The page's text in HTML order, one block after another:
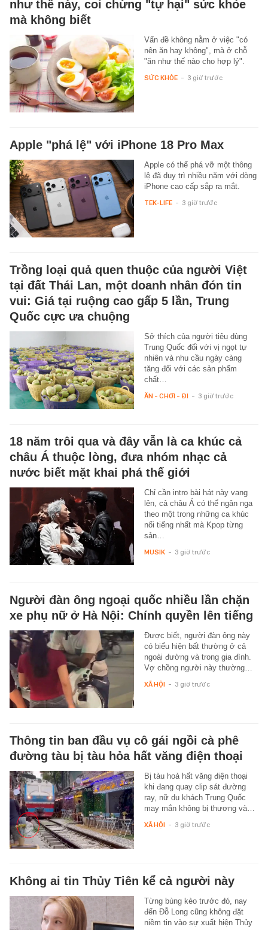
như thế này, coi chừng "tự hại" sức khỏe
mà không biết
Vấn đề không nằm ở việc "có
nên ăn hay không", mà ở chỗ
"ăn như thế nào cho hợp lý".
SỨC KHỎE - 3 giờ trước
Apple "phá lệ" với iPhone 18 Pro Max
Apple có thể phá vỡ một thông
lệ đã duy trì nhiều năm với dòng
iPhone cao cấp sắp ra mắt.
TEK-LIFE - 3 giờ trước
Trồng loại quả quen thuộc của người Việt
tại đất Thái Lan, một doanh nhân đón tin
vui: Giá tại ruộng cao gấp 5 lần, Trung
Quốc cực ưa chuộng
Sở thích của người tiêu dùng
Trung Quốc đối với vị ngọt tự
nhiên và nhu cầu ngày càng
tăng đối với các sản phẩm
chất…
ĂN - CHƠI - ĐI - 3 giờ trước
18 năm trôi qua và đây vẫn là ca khúc cả
châu Á thuộc lòng, đưa nhóm nhạc cả
nước biết mặt khai phá thế giới
Chỉ cần intro bài hát này vang
lên, cả châu Á có thể ngân nga
theo một trong những ca khúc
nổi tiếng nhất mà Kpop từng
sản…
MUSIK - 3 giờ trước
Người đàn ông ngoại quốc nhiều lần chặn
xe phụ nữ ở Hà Nội: Chính quyền lên tiếng
Được biết, người đàn ông này
có biểu hiện bất thường ở cả
ngoài đường và trong gia đình.
Vợ chồng người này thường…
XÃ HỘI - 3 giờ trước
Thông tin ban đầu vụ cô gái ngồi cà phê
đường tàu bị tàu hỏa hất văng điện thoại
Bị tàu hoả hất văng điện thoại
khi đang quay clip sát đường
ray, nữ du khách Trung Quốc
may mắn không bị thương và…
XÃ HỘI - 3 giờ trước
Không ai tin Thủy Tiên kể cả người này
Từng bùng kèo trước đó, nay
đến Đỗ Long cũng không đặt
niềm tin vào sự xuất hiện Thủy